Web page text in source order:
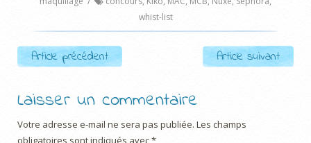
whist-list
Post navigation
Article précédent Article suivant
Laisser un commentaire
Votre adresse e-mail ne sera pas publiée. Les champs
obligatoires sont indiqués avec*